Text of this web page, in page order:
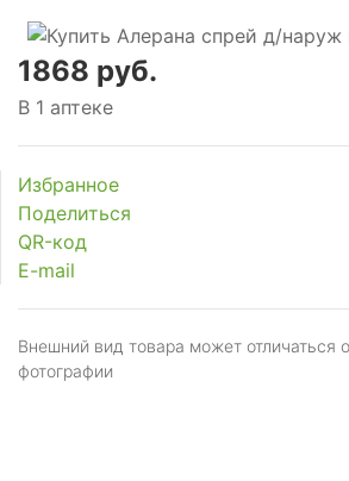
1868 руб.
В 1 аптеке
Избранное
Поделиться
QR-код
E-mail
Внешний вид товара может отличаться
фотографии